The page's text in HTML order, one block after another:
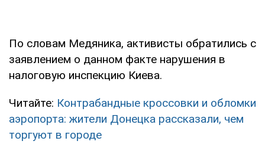
По словам Медяника, активисты обратились с
заявлением о данном факте нарушения в
налоговую инспекцию Киева.
Читайте: Контрабандные кроссовки и обломки
аэропорта: жители Донецка рассказали, чем
торгуют в городе